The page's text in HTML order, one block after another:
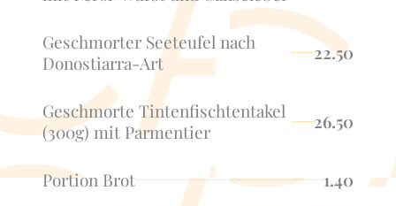
Geschmorter Seeteufel nach
Donostiarra-Art
22.50
Geschmorte Tintenfischtentakel
(300g) mit Parmentier
26.50
Portion Brot 1.40